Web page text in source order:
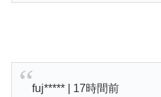
fuj***** | 17時間前